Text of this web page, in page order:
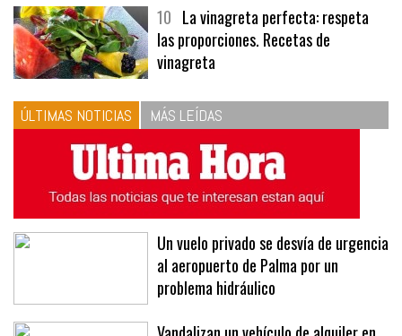
menús
10La vinagreta perfecta: respeta
las proporciones. Recetas de
vinagreta
ÚLTIMAS NOTICIAS MÁS LEÍDAS
Un vuelo privado se desvía de urgencia
al aeropuerto de Palma por un
problema hidráulico